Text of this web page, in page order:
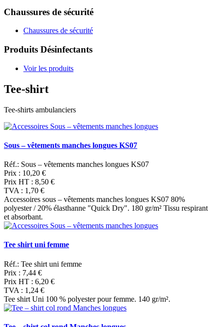
Chaussures de sécurité
Chaussures de sécurité
Produits Désinfectants
Voir les produits
Tee-shirt
Tee-shirts ambulanciers
Sous – vêtements manches longues KS07
Réf.: Sous – vêtements manches longues KS07
Prix : 10,20 €
Prix HT : 8,50 €
TVA : 1,70 €
Accessoires sous – vêtements manches longues KS07 80%
polyester / 20% élasthanne "Quick Dry". 180 gr/m² Tissu respirant
et absorbant.
Tee shirt uni femme
Réf.: Tee shirt uni femme
Prix : 7,44 €
Prix HT : 6,20 €
TVA : 1,24 €
Tee shirt Uni 100 % polyester pour femme. 140 gr/m².